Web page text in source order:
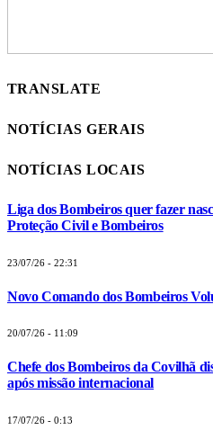
TRANSLATE
NOTÍCIAS GERAIS
NOTÍCIAS LOCAIS
Liga dos Bombeiros quer fazer
Proteção Civil e Bombeiros
23/07/26 - 22:31
Novo Comando dos Bombeiros
20/07/26 - 11:09
Chefe dos Bombeiros da Covilhã
após missão internacional
17/07/26 - 0:13